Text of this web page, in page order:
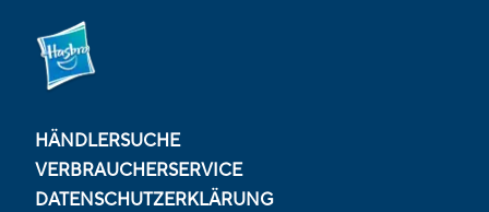
HÄNDLERSUCHE
VERBRAUCHERSERVICE
DATENSCHUTZERKLÄRUNG